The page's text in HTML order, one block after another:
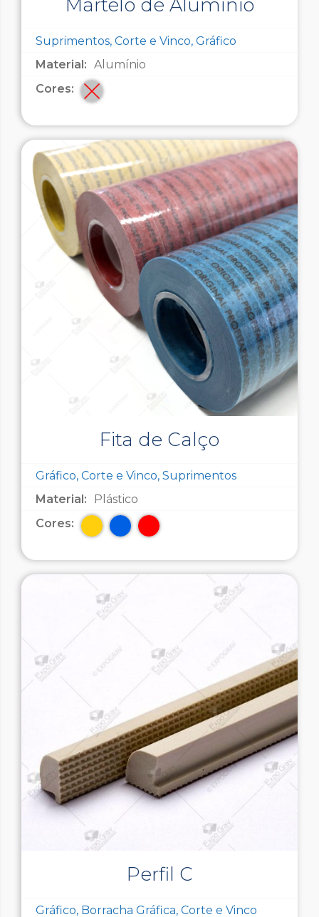
Martelo de Alumínio
Suprimentos, Corte e Vinco, Gráfico
Material: Alumínio
Cores:
Fita de Calço
Gráfico, Corte e Vinco, Suprimentos
Material:
Plástico
Cores:
Perfil C
Gráfico, Borracha Gráfica, Corte e Vinco